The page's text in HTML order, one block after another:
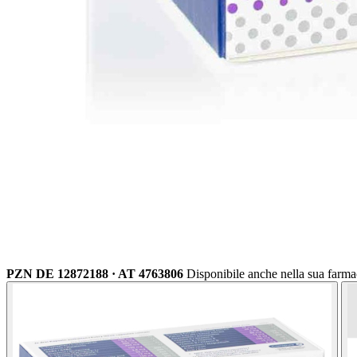
PZN DE 12872188 · AT 4763806 Disponibile anche nella sua